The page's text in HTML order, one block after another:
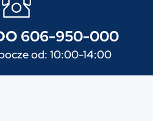
606-950-000
od: 10:00-14:00